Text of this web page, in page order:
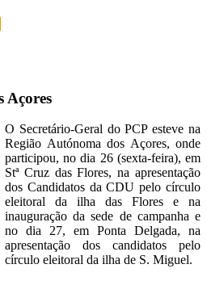
Açores
O Secretário-Geral do PCP esteve na
Região Autónoma dos Açores, onde
participou, no dia 26 (sexta-feira), em
Stª Cruz das Flores, na apresentação
dos Candidatos da CDU pelo círculo
eleitoral da ilha das Flores e na
inauguração da sede de campanha e
no dia 27, em Ponta Delgada, na
apresentação dos candidatos pelo
círculo eleitoral da ilha de S. Miguel.